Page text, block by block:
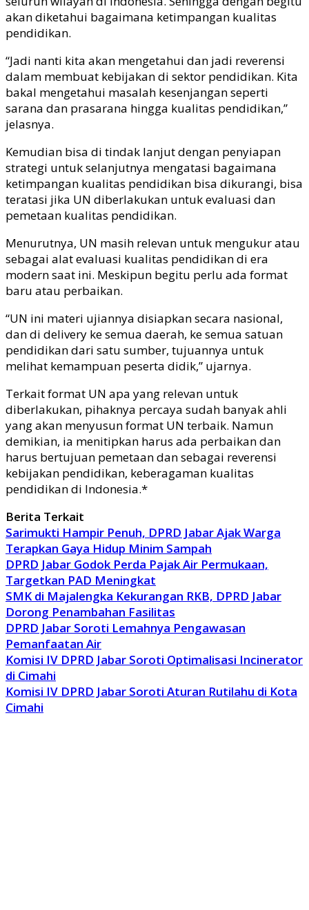
akan diketahui bagaimana ketimpangan kualitas
pendidikan.
“Jadi nanti kita akan mengetahui dan jadi reverensi
dalam membuat kebijakan di sektor pendidikan. Kita
bakal mengetahui masalah kesenjangan seperti
sarana dan prasarana hingga kualitas pendidikan,”
jelasnya.
Kemudian bisa di tindak lanjut dengan penyiapan
strategi untuk selanjutnya mengatasi bagaimana
ketimpangan kualitas pendidikan bisa dikurangi, bisa
teratasi jika UN diberlakukan untuk evaluasi dan
pemetaan kualitas pendidikan.
Menurutnya, UN masih relevan untuk mengukur atau
sebagai alat evaluasi kualitas pendidikan di era
modern saat ini. Meskipun begitu perlu ada format
baru atau perbaikan.
“UN ini materi ujiannya disiapkan secara nasional,
dan di delivery ke semua daerah, ke semua satuan
pendidikan dari satu sumber, tujuannya untuk
melihat kemampuan peserta didik,” ujarnya.
Terkait format UN apa yang relevan untuk
diberlakukan, pihaknya percaya sudah banyak ahli
yang akan menyusun format UN terbaik. Namun
demikian, ia menitipkan harus ada perbaikan dan
harus bertujuan pemetaan dan sebagai reverensi
kebijakan pendidikan, keberagaman kualitas
pendidikan di Indonesia.*
Berita Terkait
Sarimukti Hampir Penuh, DPRD Jabar Ajak Warga
Terapkan Gaya Hidup Minim Sampah
DPRD Jabar Godok Perda Pajak Air Permukaan,
Targetkan PAD Meningkat
SMK di Majalengka Kekurangan RKB, DPRD Jabar
Dorong Penambahan Fasilitas
DPRD Jabar Soroti Lemahnya Pengawasan
Pemanfaatan Air
Komisi IV DPRD Jabar Soroti Optimalisasi Incinerator
di Cimahi
Komisi IV DPRD Jabar Soroti Aturan Rutilahu di Kota
Cimahi